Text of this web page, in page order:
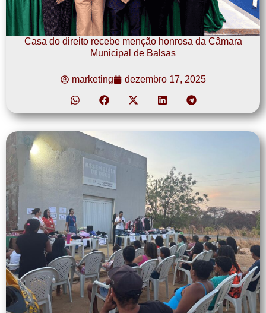
Casa do direito recebe menção honrosa da Câmara
Municipal de Balsas
marketing dezembro 17, 2025